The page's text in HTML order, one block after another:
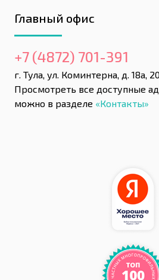
Главный офис
+7 (4872) 701-391
г. Тула, ул. Коминтерна, д. 18а,
Просмотреть все доступные
можно в разделе «Контакты»